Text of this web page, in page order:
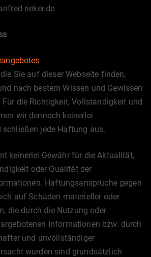
rieker.de
Sie auf dieser Webseite finden,
nach bestem Wissen und Gewissen
die Richtigkeit, Vollständigkeit und
wir dennoch keinerlei
jede Haftung aus.
keinerlei Gewähr für die Aktualität,
oder Qualität der
Haftungsansprüche gegen
auf Schäden materieller oder
die durch die Nutzung oder
Informationen bzw. durch
und unvollständiger
wurden sind grundsätzlich